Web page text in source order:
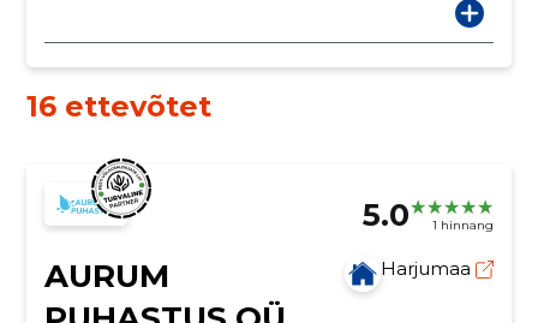
16 ettevõtet
5.0 1 hinnang
AURUM
Harjumaa